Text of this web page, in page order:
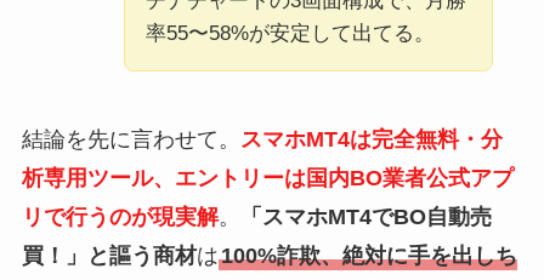
率55〜58%が安定して出てる。
結論を先に言わせて。
スマホMT4は完全無料・分
析専用ツール、エントリーは国内BO業者公式アプ
リで行うのが現実解。
「スマホMT4でBO自動売
買！」と謳う商材は100%詐欺、絶対に手を出しち